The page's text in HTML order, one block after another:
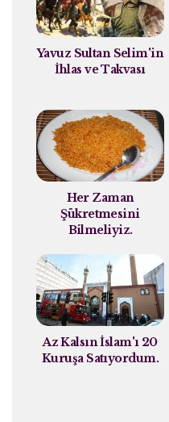
Yavuz Sultan Selim'in
İhlas ve Takvası
Her Zaman
Şükretmesini
Bilmeliyiz.
Az Kalsın İslam'ı 20
Kuruşa Satıyordum.